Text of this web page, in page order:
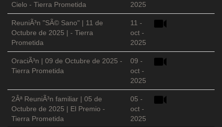
Cielo - Tierra Prometida
2025
ReuniÃ³n "SÃ© Sano" | 11 de
Octubre de 2025 | - Tierra
Prometida
11 -
oct -
2025
OraciÃ³n | 09 de Octubre de 2025 -
Tierra Prometida
09 -
oct -
2025
2Âª ReuniÃ³n familiar | 05 de
Octubre de 2025 | El Premio -
Tierra Prometida
05 -
oct -
2025